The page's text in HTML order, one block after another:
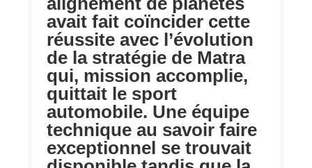
avait fait coïncider cette
réussite avec l’évolution
de la stratégie de Matra
qui, mission accomplie,
quittait le sport
automobile. Une équipe
technique au savoir faire
exceptionnel se trouvait